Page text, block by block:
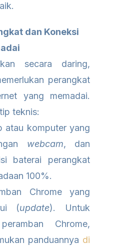
dan Koneksi
secara daring,
perangkat
yang memadai.
teknis:
atau komputer yang
webcam, dan
baterai perangkat
100%.
Chrome yang
(update). Untuk
Chrome,
panduannya di